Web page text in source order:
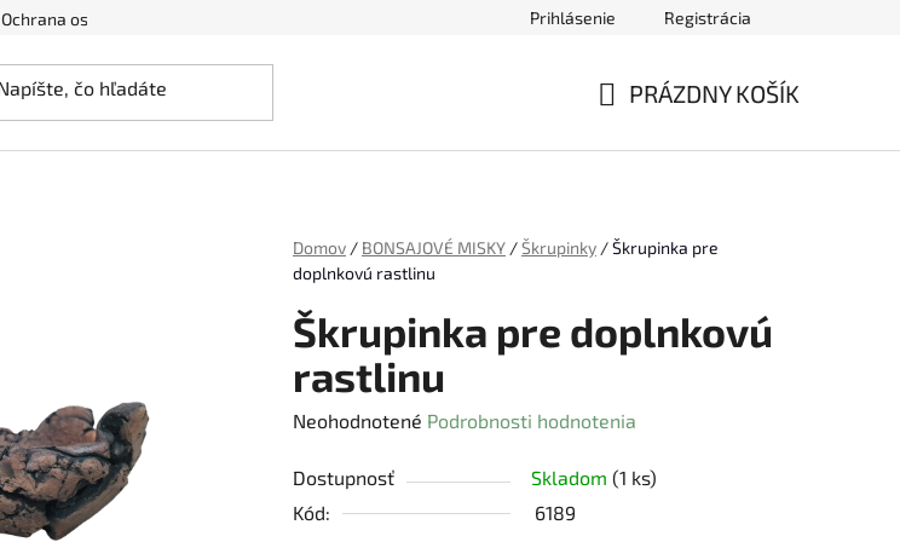
Ochrana osobných údajov Prihlásenie Registrácia
PRÁZDNY KOŠÍK
Domov / BONSAJOVÉ MISKY /Škrupinky /Škrupinka pre
doplnkovú rastlinu
Škrupinka pre doplnkovú
rastlinu
Priemerné
produktu
je
Neohodnotené Podrobnosti hodnotenia
Dostupnosť Skladom (1 ks)
Kód:
6189